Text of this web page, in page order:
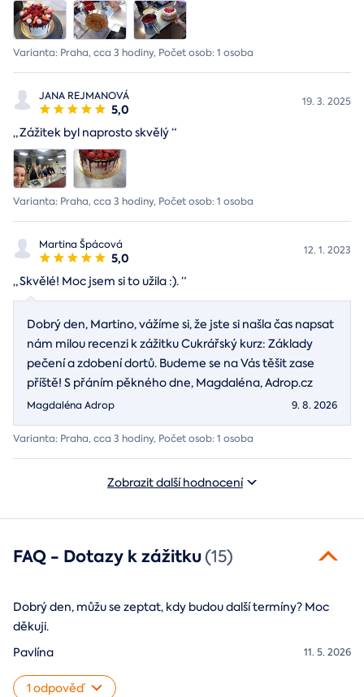
Varianta: Praha, cca 3 hodiny, Počet osob: 1 osoba
JANA REJMANOVÁ
5,0 19. 3. 2025
„Zážitek byl naprosto skvělý“
Varianta: Praha, cca 3 hodiny, Počet osob: 1 osoba
Martina Špácová
5,0 12. 1. 2023
„Skvělé! Moc jsem si to užila :).“
Dobrý den, Martino, vážíme si, že jste si našla čas napsat
nám milou recenzi k zážitku Cukrářský kurz: Základy
pečení a zdobení dortů. Budeme se na Vás těšit zase
příště! S přáním pěkného dne, Magdaléna, Adrop.cz
Magdaléna Adrop 9. 8. 2026
Varianta: Praha, cca 3 hodiny, Počet osob: 1 osoba
Zobrazit další hodnocení
FAQ - Dotazy k zážitku(15)
Dobrý den, můžu se zeptat, kdy budou další termíny? Moc
děkuji.
11. 5. 2026
Pavlína
1 odpověď